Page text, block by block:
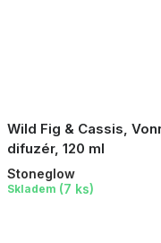
Wild Fig & Cassis,
difuzér, 120 ml
Stoneglow
Skladem (7 ks)